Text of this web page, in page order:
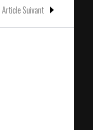
Article Suivant